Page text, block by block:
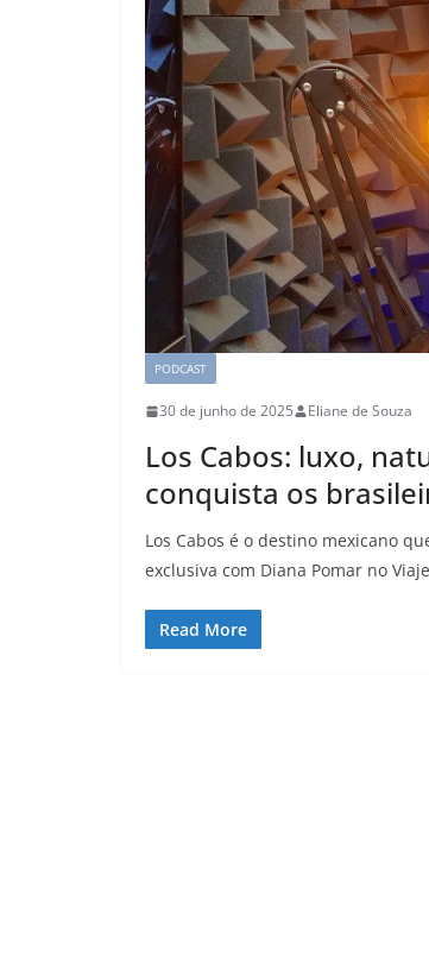
PODCAST
30 de junho de 2025 Eliane de Souza
Los Cabos: luxo,
conquista os
Los Cabos é o destino mexicano
exclusiva com Diana Pomar no
Read More